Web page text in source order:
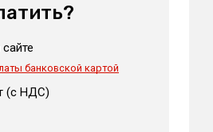
банковской картой
(c НДС)